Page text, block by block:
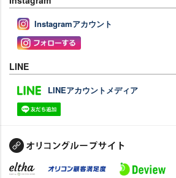
Instagramアカウント
LINE
LINEアカウントメディア